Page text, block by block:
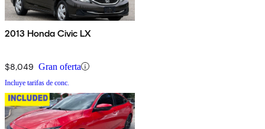
2013 Honda Civic LX
$8,049 Gran oferta
Incluye tarifas de conc.